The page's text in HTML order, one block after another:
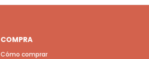
COMPRA
Cómo comprar